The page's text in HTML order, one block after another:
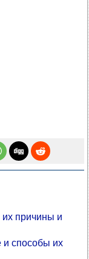
причины и
и способы их